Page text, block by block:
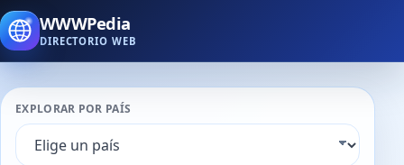
WWWPedia
DIRECTORIO WEB
EXPLORAR POR PAÍS